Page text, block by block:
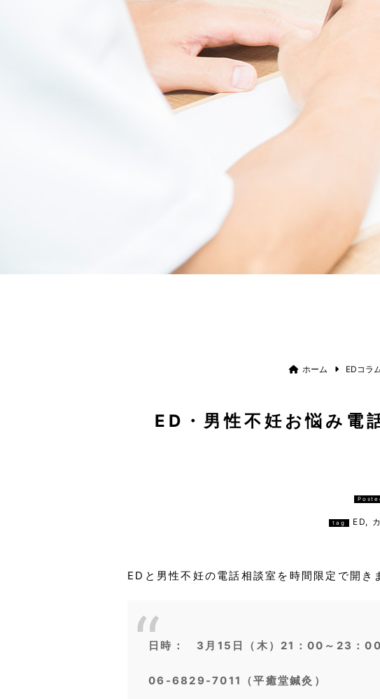
ホーム EDコラ
ED・男性不妊お悩み
tag ED,
EDと男性不妊の電話相談室を時間限定で開き
日時： 3月15日（木）21：00～23：00
06-6829-7011（平癒堂鍼灸）